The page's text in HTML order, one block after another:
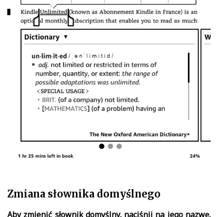
Zmiana słownika domyślnego
Aby zmienić słownik domyślny, naciśnij na jego nazwę.